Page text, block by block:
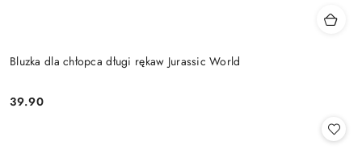
Bluzka dla chłopca długi rękaw Jurassic World
Cena:
39.90